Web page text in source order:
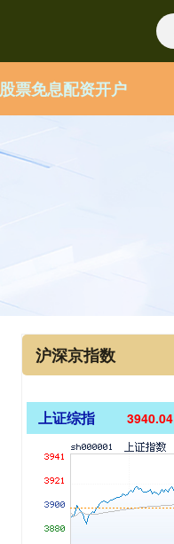
股票免息配资开户
沪深京指数
上证综指 3940.04